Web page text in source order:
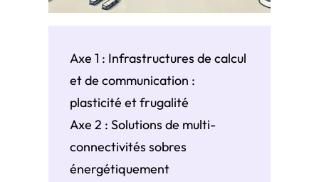
Axe 1 : Infrastructures de calcul
et de communication :
plasticité et frugalité
Axe 2 : Solutions de multi-
connectivités sobres
énergétiquement